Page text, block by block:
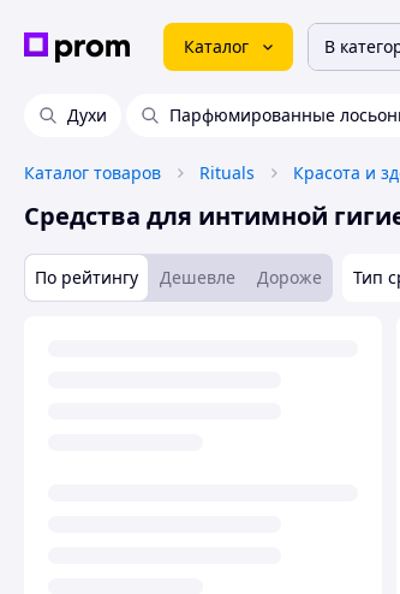
Каталог В
Духи Парфюмированные
Каталог товаров Rituals Красота и
Средства для интимной
По рейтингу Дешевле Дороже Тип